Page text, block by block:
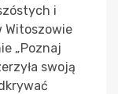
i
Witoszowie
„Poznaj
swoją